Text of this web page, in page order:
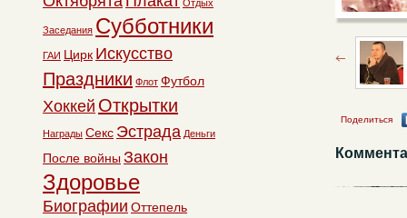
Поделиться
Отдых
Заседания Субботники
ГАИ Цирк Искусство
Праздники Флот Футбол
Хоккей Открытки
Награды Секс Эстрада Деньги
После войны Закон
Здоровье
Биографии Оттепель